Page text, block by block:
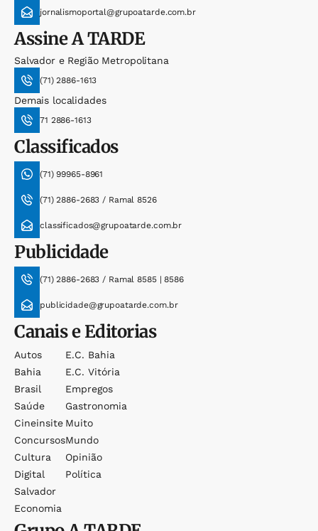
jornalismoportal@grupoatarde.com.br
AssineA TARDE
Salvador e Região Metropolitana
(71) 2886-1613
Demais localidades
71 2886-1613
Classificados
(71) 99965-8961
(71) 2886-2683 / Ramal 8526
classificados@grupoatarde.com.br
Publicidade
(71) 2886-2683 / Ramal 8585 | 8586
publicidade@grupoatarde.com.br
Canais e Editorias
Autos
Bahia
Brasil
Saúde
Cineinsite
Concursos
Cultura
Digital
Salvador
Economia
E.c. Bahia
E.c. Vitória
Empregos
Gastronomia
Muito
Mundo
Opinião
Política